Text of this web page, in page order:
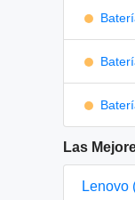
Las
Lenovo